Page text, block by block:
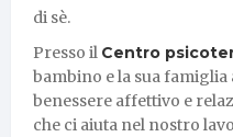
di sè.
Presso il Centro
bambino e la sua
benessere affettivo e
che ci aiuta nel nostro